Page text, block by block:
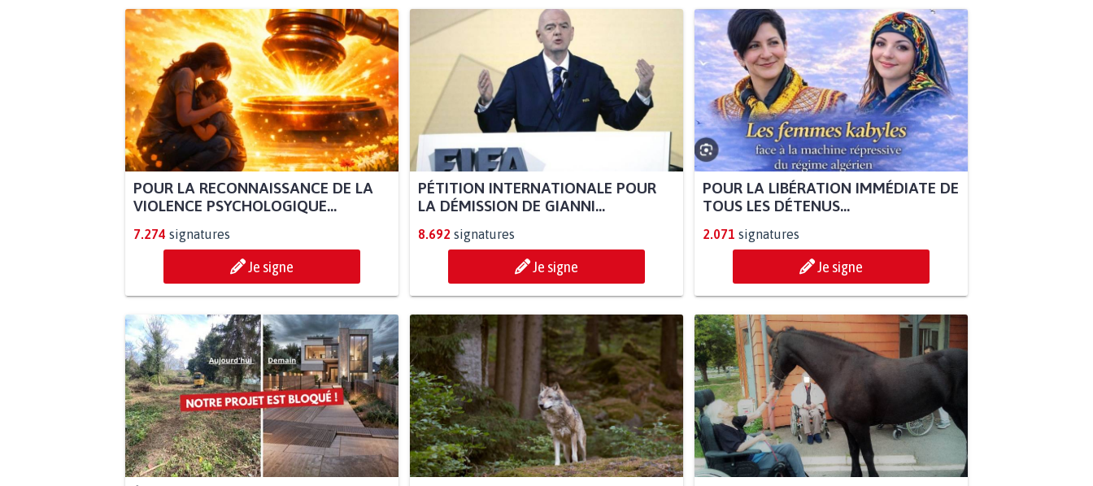
POUR LA RECONNAISSANCE DE LA
VIOLENCE PSYCHOLOGIQUE...
7.274 signatures
Je signe
PÉTITION INTERNATIONALE POUR
LA DÉMISSION DE GIANNI...
8.692 signatures
Je signe
POUR LA LIBÉRATION IMMÉDIATE DE
TOUS LES DÉTENUS...
2.071 signatures
Je signe